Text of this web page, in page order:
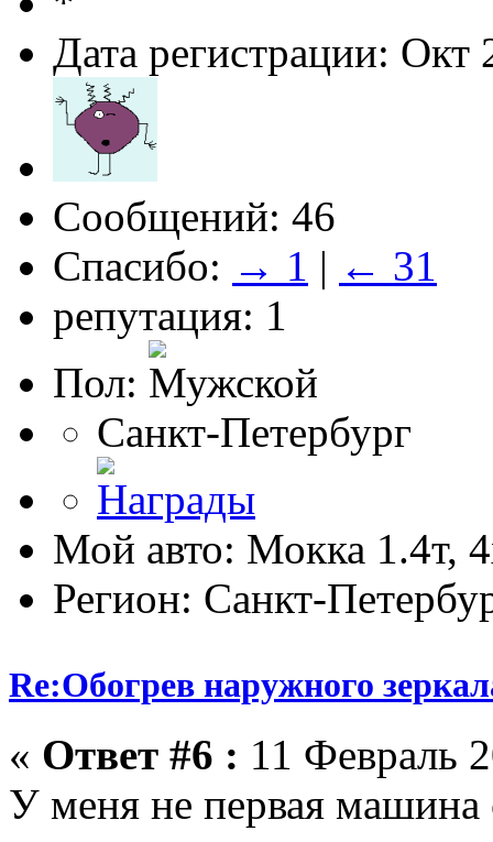
Дата регистрации: Окт
Сообщений: 46
Спасибо: → 1 | ← 31
репутация: 1
Пол:
Санкт-Петербург
Мой авто: Мокка 1.4т,
Регион: Санкт-
Re:Обогрев наружного
« Ответ #6 : 11 Февраль
У меня не первая машина